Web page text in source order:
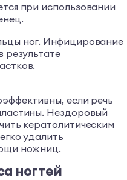
при использовании
ног. Инфицирование
результате
если речь
Нездоровый
кератолитическим
удалить
ножниц.
ногтей